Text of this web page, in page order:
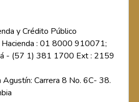
y Crédito Público
Hacienda : 01 8000 910071;
- (57 1) 381 1700 Ext : 2159
Agustín: Carrera 8 No. 6C- 38.